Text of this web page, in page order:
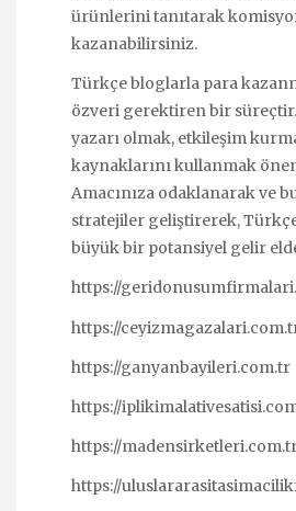
ürünlerini tanıtarak
kazanabilirsiniz.
Türkçe bloglarla para
özveri gerektiren bir
yazarı olmak, etkileşim
kaynaklarını kullanmak
Amacınıza odaklanarak ve
stratejiler geliştirerek,
büyük bir potansiyel gelir
https://
https://
https://ganyanbayileri.com.tr
https://
https://
https://